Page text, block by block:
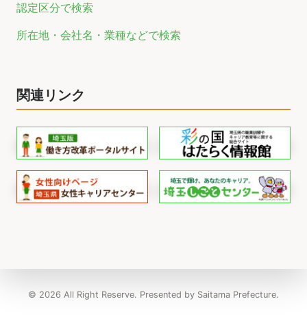
認定区分で検索
所在地・会社名・業種などで検索
関連リンク
© 2026 All Right Reserve. Presented by Saitama Prefecture.